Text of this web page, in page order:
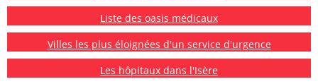
Liste des oasis médicaux
Villes les plus éloignées d'un service d'urgence
Les hôpitaux dans l'Isère